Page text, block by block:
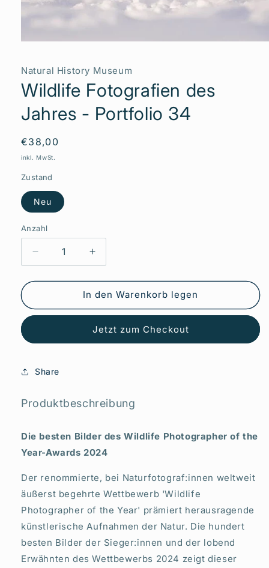
Modal
Natural History Museum
Wildlife Fotografien des
Jahres - Portfolio 34
Normaler
Preis
€38,00
inkl. MwSt.
Zustand
Neu
Anzahl
Verringere
die
Menge
Wildlife
Jahres
Portfolio
Erhöhe
die
Menge
für
Wildlife
des
Jahres
In den Warenkorb legen
Jetzt zum Checkout
Share
Produktbeschreibung
Die besten Bilder des Wildlife Photographer of the
Year-Awards 2024
Der renommierte, bei Naturfotograf:innen weltweit
äußerst begehrte Wettbewerb 'Wildlife
Photographer of the Year' prämiert herausragende
künstlerische Aufnahmen der Natur. Die hundert
besten Bilder der Sieger:innen und der lobend
Erwähnten des Wettbewerbs 2024 zeigt dieser